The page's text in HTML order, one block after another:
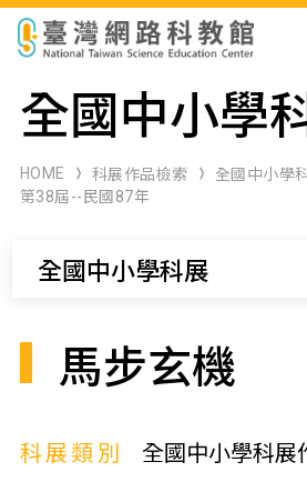
科展作品檢索
科學研習月刊
全國中小學
HOME 科展作品檢索
全國中小學
第38屆--民國87年
全國中小學科展
馬步玄機
科展類別
全國中小學科展